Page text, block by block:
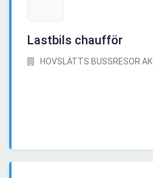
Lastbils chaufför
HOVSLÄTTS BUSSRESOR